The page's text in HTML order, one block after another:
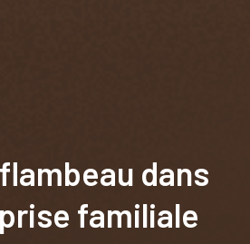
dans
familiale